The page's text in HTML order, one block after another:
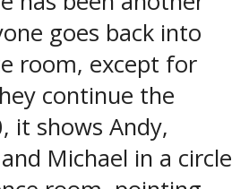
goes back into
room, except for
continue the
it shows Andy,
Michael in a circle